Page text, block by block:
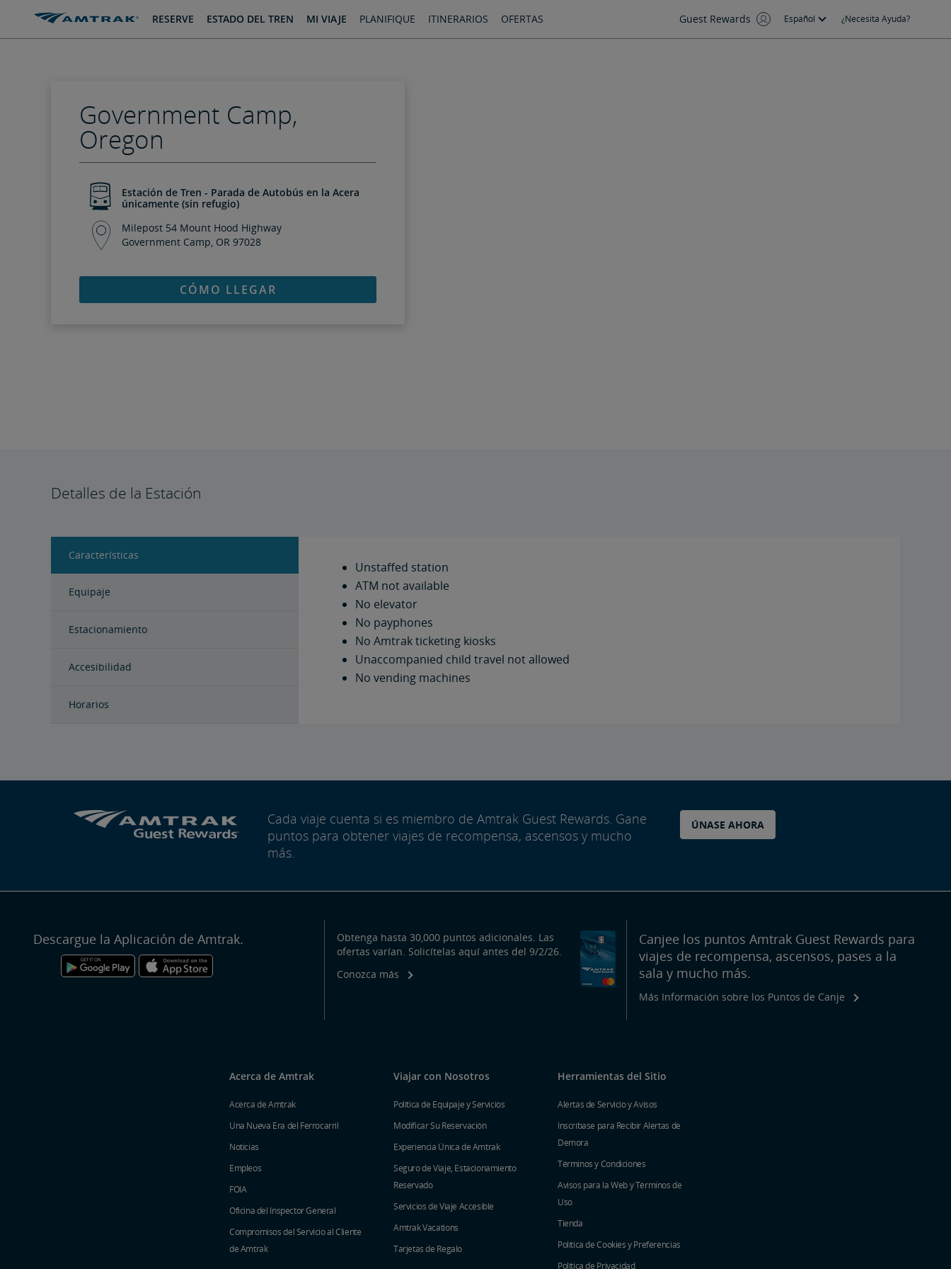
saltar
saltar RESERVE ESTADO DEL TREN MI VIAJE PLANIFIQUE ITINERARIOS OFERTAS Guest Rewards Español ¿Necesita Ayuda?
Government Camp,
Oregon
Estación de Tren - Parada de Autobús en la Acera
únicamente (sin refugio)
Milepost 54 Mount Hood Highway
Government Camp, OR 97028
CÓMO LLEGAR
Detalles de la Estación
Características
Equipaje
Estacionamiento
Accesibilidad
Horarios
Unstaffed station
ATM not available
No elevator
No payphones
No Amtrak ticketing kiosks
Unaccompanied child travel not allowed
No vending machines
Cada viaje cuenta si es miembro de Amtrak Guest Rewards. Gane
puntos para obtener viajes de recompensa, ascensos y mucho
más.
ÚNASE AHORA
Descargue la Aplicación de Amtrak.
Obtenga hasta 30,000 puntos adicionales. Las
ofertas varían. Solicítelas aquí antes del 9/2/26.
Conozca más
Canjee los puntos Amtrak Guest Rewards para
viajes de recompensa, ascensos, pases a la
sala y mucho más.
Más Información sobre los Puntos de Canje
Acerca de Amtrak
Acerca de Amtrak
Una Nueva Era del Ferrocarril
Noticias
Empleos
FOIA
Oficina del Inspector General
Compromisos del Servicio al Cliente
de Amtrak
Viajar con Nosotros
Política de Equipaje y Servicios
Modificar Su Reservación
Experiencia Única de Amtrak
Seguro de Viaje, Estacionamiento
Reservado
Servicios de Viaje Accesible
Amtrak Vacations
Tarjetas de Regalo
Herramientas del Sitio
Alertas de Servicio y Avisos
Inscríbase para Recibir Alertas de
Demora
Términos y Condiciones
Avisos para la Web y Términos de
Uso
Tienda
Política de Cookies y Preferencias
Política de Privacidad